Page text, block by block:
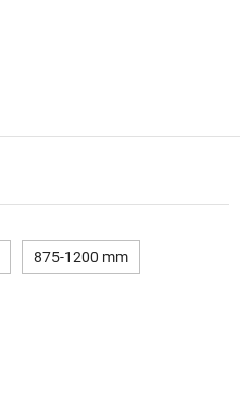
875-1200 mm